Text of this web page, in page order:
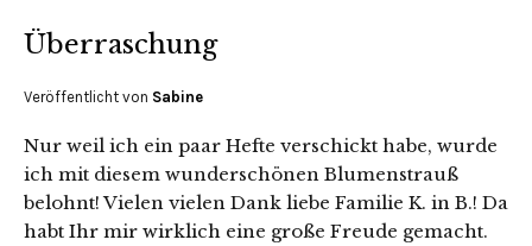
Überraschung
Veröffentlicht von Sabine
Nur weil ich ein paar Hefte verschickt habe, wurde
ich mit diesem wunderschönen Blumenstrauß
belohnt! Vielen vielen Dank liebe Familie K. in B.! Da
habt Ihr mir wirklich eine große Freude gemacht.